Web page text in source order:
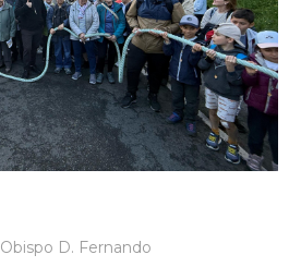
Obispo D. Fernando